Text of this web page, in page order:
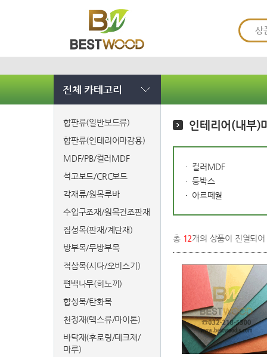
전체 카테고리
합판류(일반보드류)
합판류(인테리어마감용)
MDF/PB/컬러MDF
석고보드/CRC보드
각재류/원목루바
수입구조재/원목건조판재
집성목(판재/계단재)
방부목/무방부목
적삼목(시다/오비스기)
편백나무(히노끼)
합성목/탄화목
천정재(텍스류/마이톤)
바닥재(후로링/데크재/
마루)
인테리어(내부)
컬러MDF
등박스
아르떼월
총 12개의 상품이 진열되